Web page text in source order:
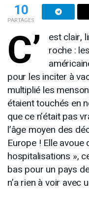
10
PARTAGES
C’
est clair,
roche :
pour les inciter à
multiplié les
étaient touchés en
que ce n’était pas
l’âge moyen des
Europe ! Elle avoue
hospitalisations »,
bas pour un pays
n’a rien à voir avec